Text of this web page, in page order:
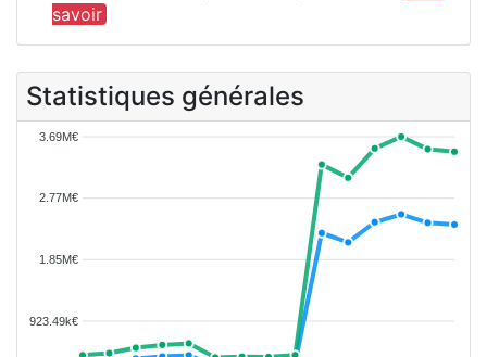
savoir
Statistiques générales
3.69M€
2.77M€
1.85M€
923.49k€